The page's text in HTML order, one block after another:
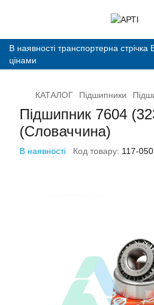
В наявності транспортерна
цінами
КАТАЛОГ Підшипники
Підшипник 7604
(Словаччина)
В наявності Код товару: 117-